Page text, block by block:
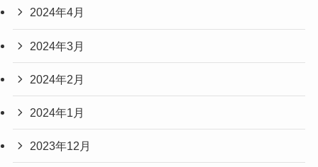
2024年4月
2024年3月
2024年2月
2024年1月
2023年12月